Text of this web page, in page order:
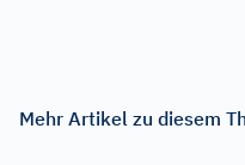
Mehr Artikel zu diesem